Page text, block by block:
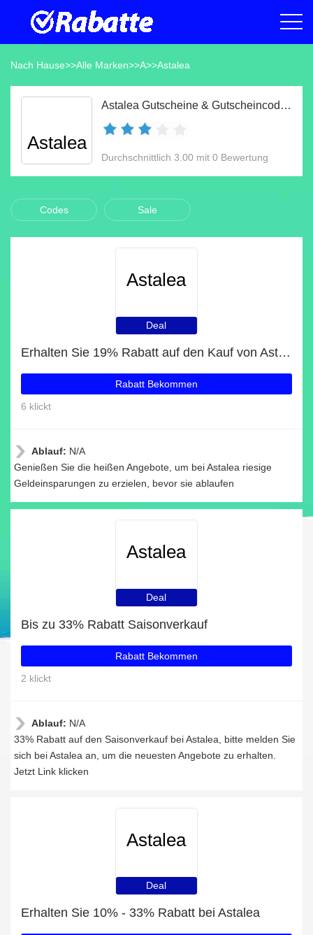
Nach Hause>>Alle Marken>>A>>Astalea
Astalea
Astalea Gutscheine & Gutscheincodes Aug 2026
Durchschnittlich 3.00 mit 0 Bewertung
Codes Sale
Astalea
Deal
Erhalten Sie 19% Rabatt auf den Kauf von Astalea
Rabatt Bekommen
6 klickt
Ablauf: N/A
Genießen Sie die heißen Angebote, um bei Astalea riesige
Geldeinsparungen zu erzielen, bevor sie ablaufen
Astalea
Deal
Bis zu 33% Rabatt Saisonverkauf
Rabatt Bekommen
2 klickt
Ablauf: N/A
33% Rabatt auf den Saisonverkauf bei Astalea, bitte melden Sie
sich bei Astalea an, um die neuesten Angebote zu erhalten.
Jetzt Link klicken
Astalea
Deal
Erhalten Sie 10% - 33% Rabatt bei Astalea